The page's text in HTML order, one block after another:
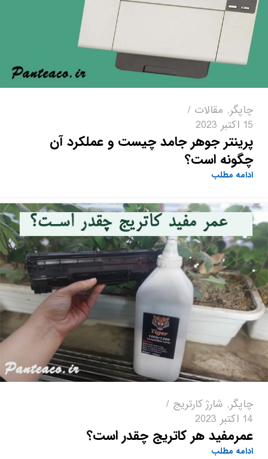
چاپگر, مقالات
15 اکتبر 2023
پرینتر جوهر جامد چیست و عملکرد آن
چگونه است؟
ادامه مطلب
چاپگر, شارژ کارتریج
14 اکتبر 2023
عمرمفید هر کاتریج چقدر است؟
ادامه مطلب